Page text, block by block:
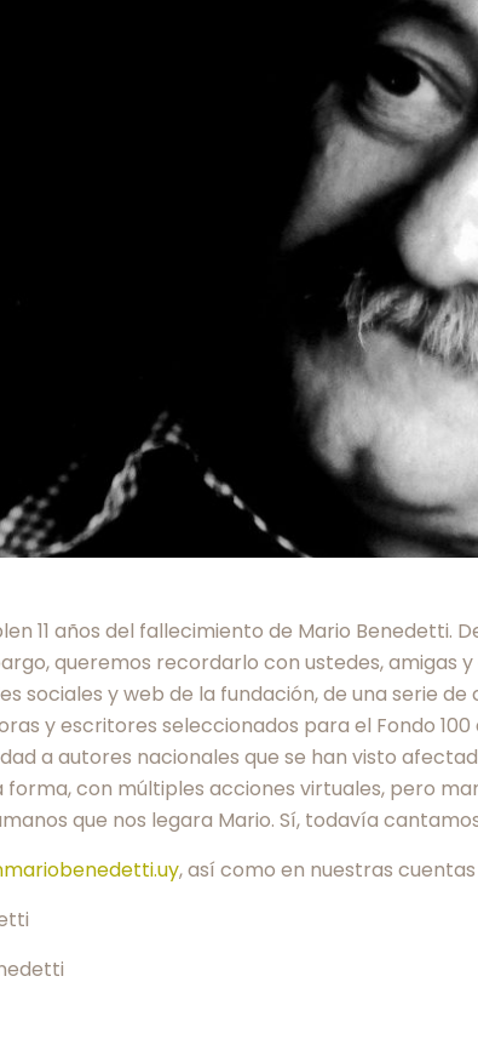
11 años del fallecimiento de Mario
queremos recordarlo con ustedes, amigas
sociales y web de la fundación, de una serie
y escritores seleccionados para el Fondo
a autores nacionales que se han visto
con múltiples acciones virtuales, pero
que nos legara Mario. Sí, todavía
, así como en nuestras